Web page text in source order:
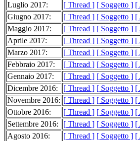
Luglio 2017:
[ Thread ] [ Soggetto ] [
Giugno 2017:
[ Thread ] [ Soggetto ] [
Maggio 2017:
[ Thread ] [ Soggetto ] [
Aprile 2017:
[ Thread ] [ Soggetto ] [
Marzo 2017:
[ Thread ] [ Soggetto ] [
Febbraio 2017:
[ Thread ] [ Soggetto ] [
Gennaio 2017:
[ Thread ] [ Soggetto ] [
Dicembre 2016:
[ Thread ] [ Soggetto ] [
Novembre 2016: [ Thread ] [ Soggetto ] [
Ottobre 2016:
[ Thread ] [ Soggetto ] [
Settembre 2016:
[ Thread ] [ Soggetto ] [
Agosto 2016:
[ Thread ] [ Soggetto ] [